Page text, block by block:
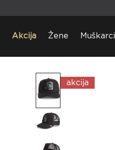
Akcija Žene Muškarci
akcija